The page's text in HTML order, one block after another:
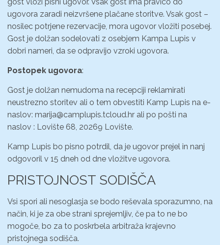
ugovora zaradi neizvršene plačane storitve. Vsak gost –
nosilec potrjene rezervacije, mora ugovor vložiti posebej.
Gost je dolžan sodelovati z osebjem Kampa Lupis v
dobri nameri, da se odpravijo vzroki ugovora.
Postopek ugovora:
Gost je dolžan nemudoma na recepciji reklamirati
neustrezno storitev ali o tem obvestiti Kamp Lupis na e-
naslov: marija@camplupis.tcloud.hr ali po pošti na
naslov : Lovište 68, 20269 Lovište.
Kamp Lupis bo pisno potrdil, da je ugovor prejel in nanj
odgovoril v 15 dneh od dne vložitve ugovora.
PRISTOJNOST SODIŠČA
Vsi spori ali nesoglasja se bodo reševala sporazumno, na
način, ki je za obe strani sprejemljiv, če pa to ne bo
mogoče, bo za to poskrbela arbitraža krajevno
pristojnega sodišča.